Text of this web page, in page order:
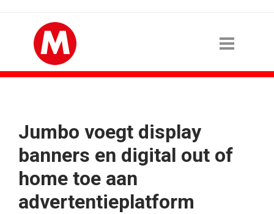
Jumbo voegt display
banners en digital out of
home toe aan
advertentieplatform